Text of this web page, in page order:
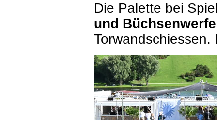
Die Palette bei
und